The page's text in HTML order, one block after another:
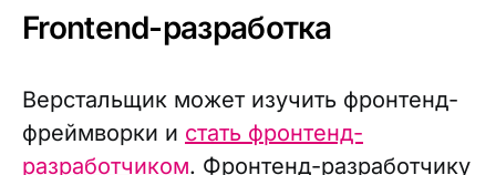
Frontend-разработка
Верстальщик может изучить фронтенд-
фреймворки и стать фронтенд-
разработчиком. Фронтенд-разработчику